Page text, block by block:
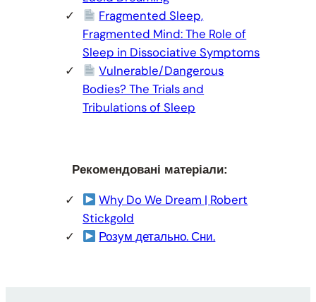
Fragmented Sleep,
Fragmented Mind: The Role of
Sleep in Dissociative Symptoms
Vulnerable/Dangerous
Bodies? The Trials and
Tribulations of Sleep
Рекомендовані матеріали:
Why Do We Dream | Robert
Stickgold
Розум детально. Сни.